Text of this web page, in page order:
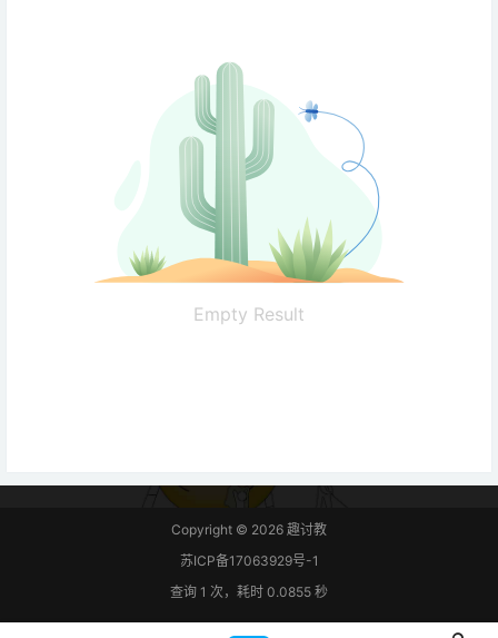
Empty Result
Copyright © 2026 趣讨教
苏ICP备17063929号-1
查询 1 次，耗时 0.0855 秒